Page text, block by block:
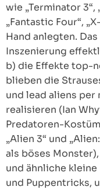
wie „Terminator 3“,
„Fantastic Four“,
Hand anlegten.
Inszenierung
b) die Effekte top-
blieben die
und lead aliens
realisieren (Ian
Predatoren-
„Alien 3“ und
als böses
und ähnliche
und Puppentricks,